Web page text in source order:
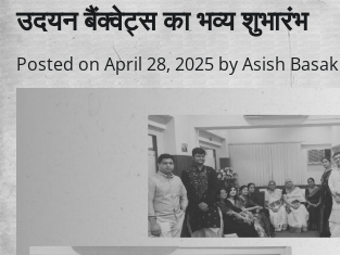
उदयन बैंक्वेट्स का भव्य शुभारंभ
Posted on April 28, 2025 byAsish Basak